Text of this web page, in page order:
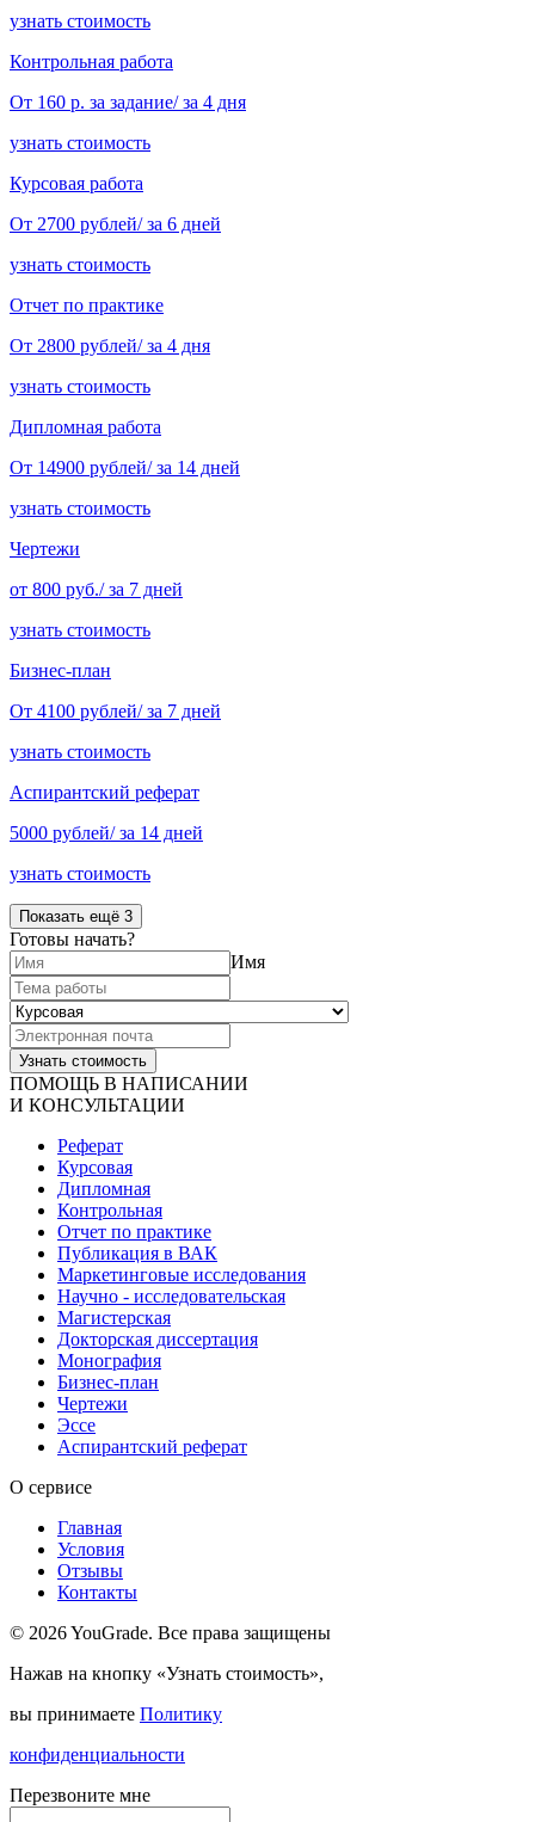
узнать стоимость
Контрольная работа
От 160 р. за задание/ за 4 дня
узнать стоимость
Курсовая работа
От 2700 рублей/ за 6 дней
узнать стоимость
Отчет по практике
От 2800 рублей/ за 4 дня
узнать стоимость
Дипломная работа
От 14900 рублей/ за 14 дней
узнать стоимость
Чертежи
от 800 руб./ за 7 дней
узнать стоимость
Бизнес-план
От 4100 рублей/ за 7 дней
узнать стоимость
Аспирантский реферат
5000 рублей/ за 14 дней
узнать стоимость
Показать ещё 3
Готовы начать?
Имя
ПОМОЩЬ В НАПИСАНИИ
И КОНСУЛЬТАЦИИ
Реферат
Курсовая
Дипломная
Контрольная
Отчет по практике
Публикация в ВАК
Маркетинговые исследования
Научно - исследовательская
Магистерская
Докторская диссертация
Монография
Бизнес-план
Чертежи
Эссе
Аспирантский реферат
О сервисе
Главная
Условия
Отзывы
Контакты
© 2026 YouGrade. Все права защищены
Нажав на кнопку «Узнать стоимость»,
вы принимаете Политику
конфиденциальности
Перезвоните мне